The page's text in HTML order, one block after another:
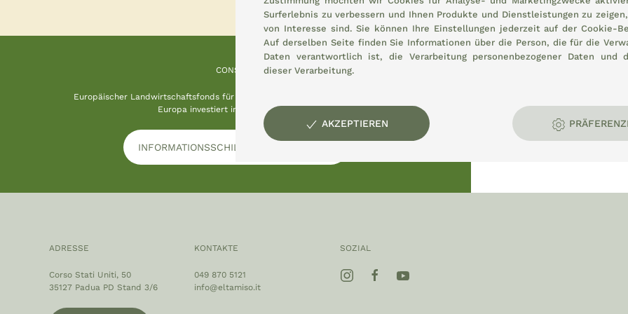
CONSEMI
Europäischer Landwirtschaftsfonds für die Entwicklung des ländlichen Raums:
Europa investiert in ländliche Gebiete
INFORMATIONSSCHILD HERUNTERLADEN
ADRESSE
Corso Stati Uniti, 50
35127 Padua PD Stand 3/6
KONTAKTE
049 870 5121
info@eltamiso.it
SOZIAL
Surferlebnis zu verbessern und Ihnen Produkte und Dienstleistungen zu
von Interesse sind. Sie können Ihre Einstellungen jederzeit auf der Cookie-
Auf derselben Seite finden Sie Informationen über die Person, die für die
Daten verantwortlich ist, die Verarbeitung personenbezogener Daten und
dieser Verarbeitung.
AKZEPTIEREN